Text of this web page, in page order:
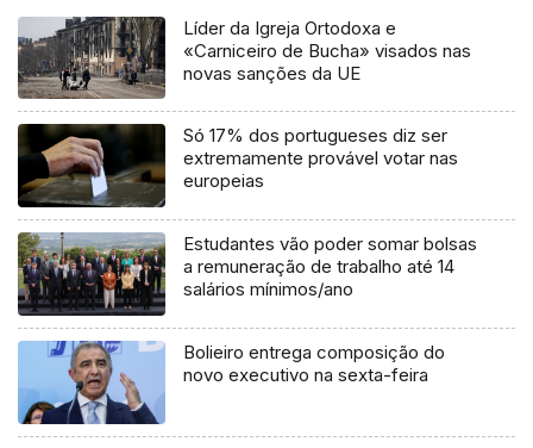
Líder da Igreja Ortodoxa e
«Carniceiro de Bucha» visados nas
novas sanções da UE
Só 17% dos portugueses diz ser
extremamente provável votar nas
europeias
Estudantes vão poder somar bolsas
a remuneração de trabalho até 14
salários mínimos/ano
Bolieiro entrega composição do
novo executivo na sexta-feira